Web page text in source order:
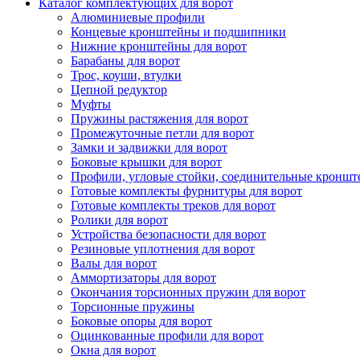
Алюминиевые профили
Концевые кронштейны и подшипники
Нижние кронштейны для ворот
Барабаны для ворот
Трос, коуши, втулки
Цепной редуктор
Муфты
Пружины растяжения для ворот
Промежуточные петли для ворот
Замки и задвижки для ворот
Боковые крышки для ворот
Профили, угловые стойки, соединительные
Готовые комплекты фурнитуры для ворот
Готовые комплекты треков для ворот
Ролики для ворот
Устройства безопасности для ворот
Резиновые уплотнения для ворот
Валы для ворот
Аммортизаторы для ворот
Окончания торсионных пружин для ворот
Торсионные пружины
Боковые опоры для ворот
Оцинкованные профили для ворот
Окна для ворот